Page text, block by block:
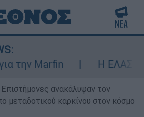
Η ΕΛΑΣ διαψεύδει το
Επιστήμονες ανακάλυψαν τον
μεταδοτικού καρκίνου στον κόσμο